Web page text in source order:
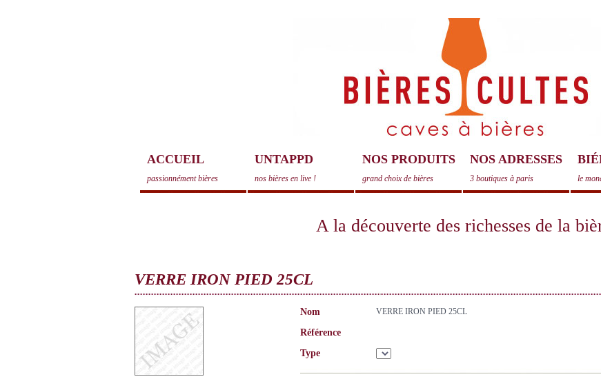
ACCUEIL
passionnément bières
UNTAPPD
nos bières en live !
NOS PRODUITS
grand choix de bières
NOS ADRESSES
3 boutiques à paris le
A la découverte des richesses de la
VERRE IRON PIED 25CL
Nom VERRE IRON PIED 25CL
Référence
Type